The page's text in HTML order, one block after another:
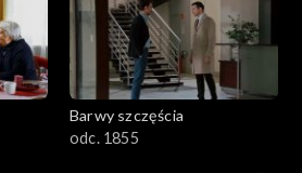
Barwy szczęścia
odc. 1855